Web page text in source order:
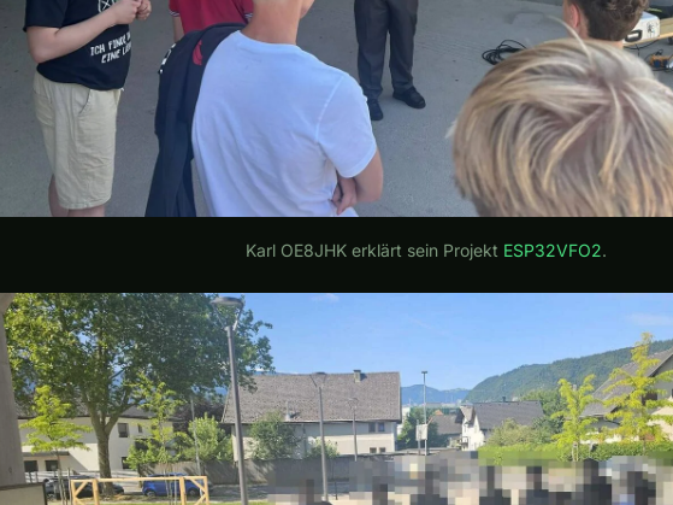
Karl OE8JHK erklärt sein Projekt ESP32VFO2.